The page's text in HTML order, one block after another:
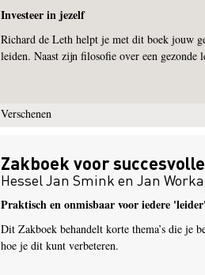
Investeer in jezelf
Richard de Leth helpt je met dit boek jouw
leiden. Naast zijn filosofie over een
Verschenen
Zakboek voor
Hessel Jan Smink en Jan
Praktisch en onmisbaar voor iedere
Dit Zakboek behandelt korte thema’s die je
hoe je dit kunt verbeteren.